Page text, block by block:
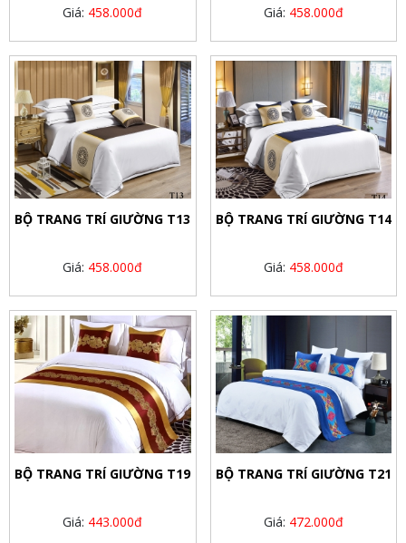
Giá: 458.000đ Giá: 458.000đ
BỘ TRANG TRÍ GIƯỜNG T13
Giá: 458.000đ
BỘ TRANG TRÍ GIƯỜNG T14
Giá: 458.000đ
BỘ TRANG TRÍ GIƯỜNG T19
Giá: 443.000đ
BỘ TRANG TRÍ GIƯỜNG T21
Giá: 472.000đ